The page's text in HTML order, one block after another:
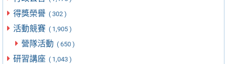
得獎榮譽 ( 302 )
活動競賽 ( 1,905 )
營隊活動 ( 650 )
研習講座 ( 1,043 )